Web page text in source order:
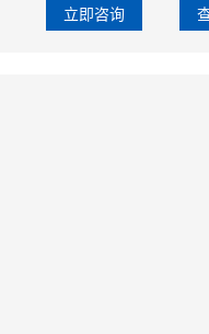
立即咨询